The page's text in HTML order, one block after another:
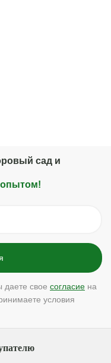
сад и
опытом!
свое согласие на
условия